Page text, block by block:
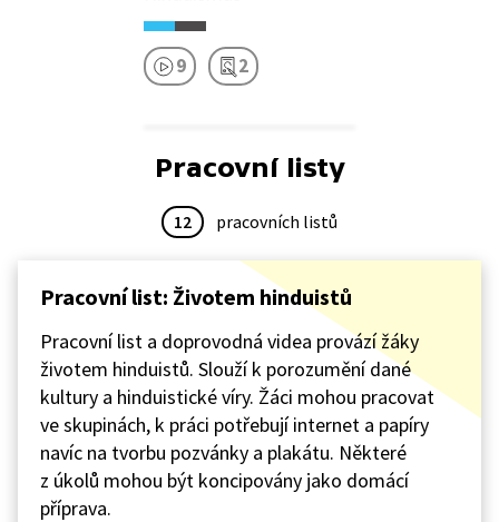
9 2
Pracovní listy
12 pracovních listů
Pracovní list: Životem hinduistů
Pracovní list a doprovodná videa provází žáky
životem hinduistů. Slouží k porozumění dané
kultury a hinduistické víry. Žáci mohou pracovat
ve skupinách, k práci potřebují internet a papíry
navíc na tvorbu pozvánky a plakátu. Některé
z úkolů mohou být koncipovány jako domácí
příprava.